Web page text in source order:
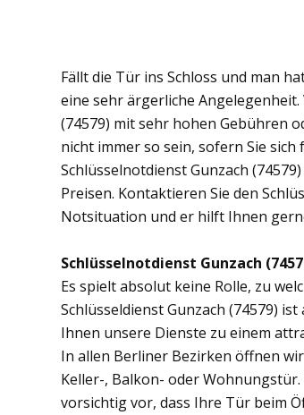
Fällt die Tür ins Schloss und man
eine sehr ärgerliche
(74579) mit sehr hohen Gebühren
nicht immer so sein, sofern Sie
Schlüsselnotdienst Gunzach
Preisen. Kontaktieren Sie den
Notsituation und er hilft Ihnen
Schlüsselnotdienst Gunzach
Es spielt absolut keine Rolle, zu
Schlüsseldienst Gunzach (74579)
Ihnen unsere Dienste zu einem
In allen Berliner Bezirken öffnen
Keller-, Balkon- oder
vorsichtig vor, dass Ihre Tür beim